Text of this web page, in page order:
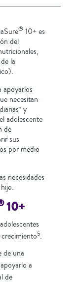
® 10+ es
del
la
apoyarlos
necesitan
y
adolescente
de
sus
por medio
necesidades
10+
5.
de una
a
de